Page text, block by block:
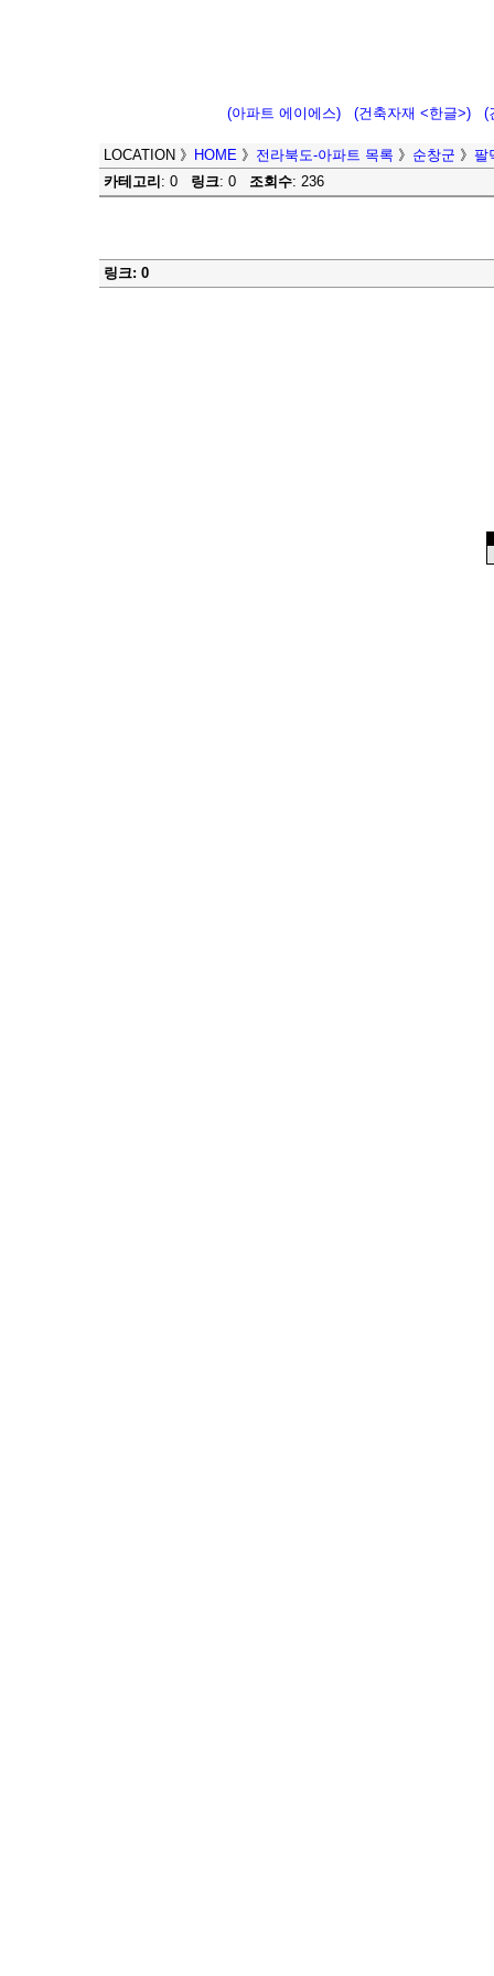
(아파트 에이에스) (건축자재 <한글>) (
LOCATION 》 HOME 》 전라북도-아파트 목록 》 순창군 》 팔
카테고리 : 0 링크: 0 조회수: 236
링크: 0